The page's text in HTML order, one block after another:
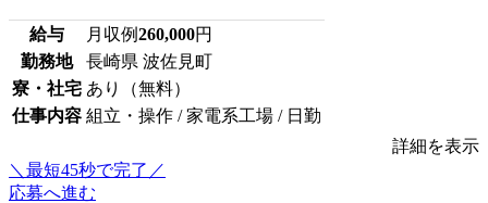
給与 月収例260,000円
勤務地
長崎県 波佐見町
寮・社宅 あり（無料）
仕事内容 組立・操作 / 家電系工場 / 日勤
詳細を表示
＼最短45秒で完了／
応募へ進む